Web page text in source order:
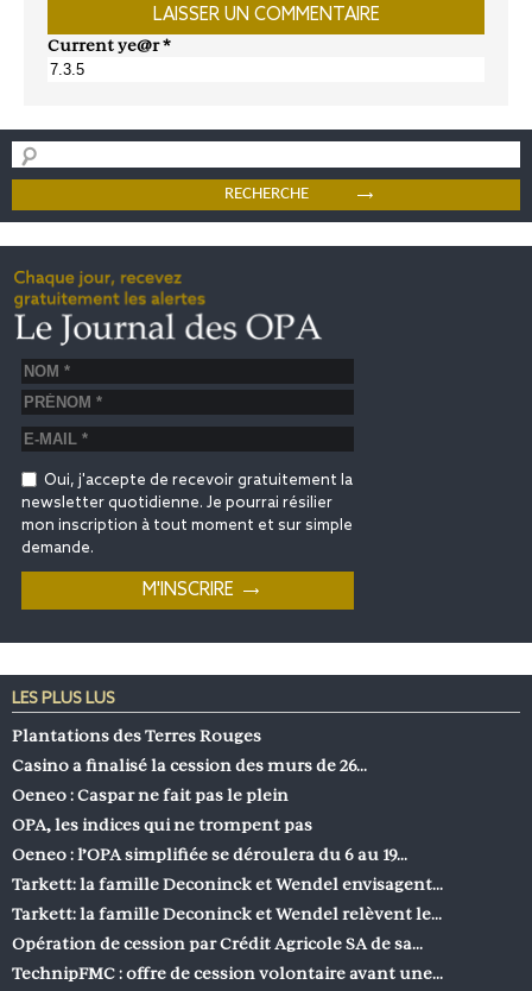
Current ye@r*
Oui, j'accepte de recevoir gratuitement la
newsletter quotidienne. Je pourrai résilier
mon inscription à tout moment et sur simple
demande.
LES PLUS LUS
Plantations des Terres Rouges
Casino a finalisé la cession des murs de 26…
Oeneo : Caspar ne fait pas le plein
OPA, les indices qui ne trompent pas
Oeneo : l’OPA simplifiée se déroulera du 6 au 19…
Tarkett: la famille Deconinck et Wendel envisagent…
Tarkett: la famille Deconinck et Wendel relèvent le…
Opération de cession par Crédit Agricole SA de sa…
TechnipFMC : offre de cession volontaire avant une…